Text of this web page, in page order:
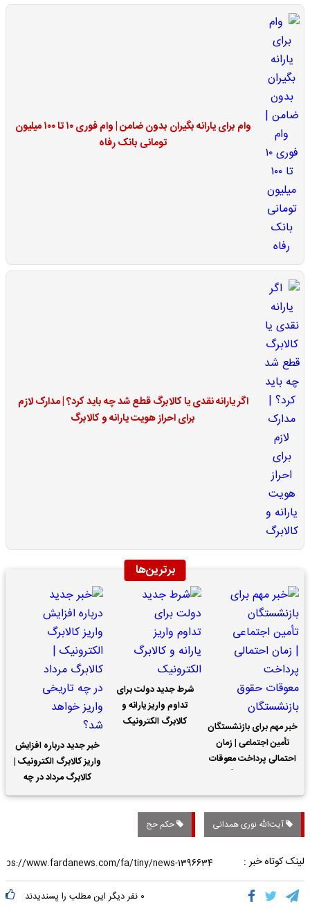
وام برای یارانه بگیران بدون ضامن | وام فوری ۱۰ تا ۱۰۰ میلیون
تومانی بانک رفاه
اگر یارانه نقدی یا کالابرگ قطع شد چه باید کرد؟ | مدارک لازم
برای احراز هویت یارانه و کالابرگ
برترین‌ها
خبر مهم برای بازنشستگان
تأمین اجتماعی | زمان
احتمالی پرداخت معوقات
شرط جدید دولت برای
تداوم واریز یارانه و
کالابرگ الکترونیک
خبر جدید درباره افزایش
واریز کالابرگ الکترونیک |
کالابرگ مرداد در چه
تاریخی واریز خواهد شد؟
آیت‌الله نوری همدانی حکم حج
لینک کوتاه خبر :
۰ نفر دیگر این مطلب را پسندیدند